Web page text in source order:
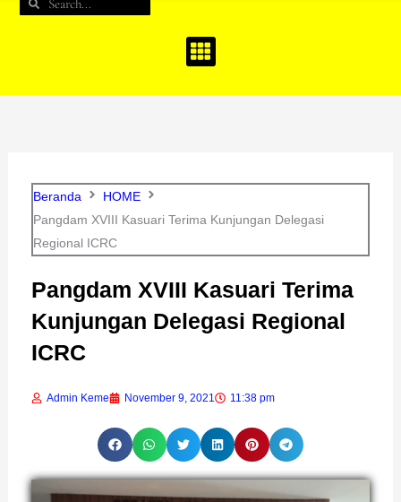
Beranda
HOME
Pangdam XVIII Kasuari Terima Kunjungan Delegasi
Regional ICRC
Pangdam XVIII Kasuari Terima
Kunjungan Delegasi Regional
ICRC
Admin Keme November 9, 2021 11:38 pm